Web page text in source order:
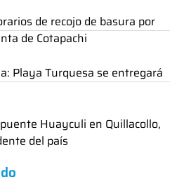
de recojo de basura por
de Cotapachi
Playa Turquesa se entregará
Huayculi en Quillacollo,
del país